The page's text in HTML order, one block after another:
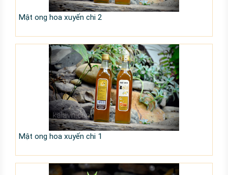
Mật ong hoa xuyến chi 2
Mật ong hoa xuyến chi 1